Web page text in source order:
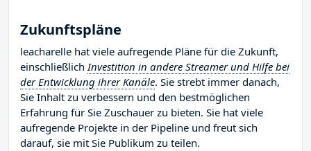
Zukunftspläne
leacharelle hat viele aufregende Pläne für die Zukunft,
einschließlichInvestition in andere Streamer und Hilfe bei
der Entwicklung ihrer Kanäle. Sie strebt immer danach,
Sie Inhalt zu verbessern und den bestmöglichen
Erfahrung für Sie Zuschauer zu bieten. Sie hat viele
aufregende Projekte in der Pipeline und freut sich
darauf, sie mit Sie Publikum zu teilen.